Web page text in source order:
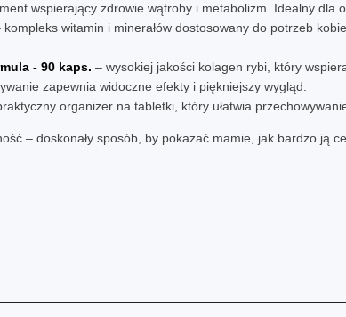
wspierający zdrowie wątroby i metabolizm. Idealny dla
kompleks witamin i minerałów dostosowany do potrzeb
- 90 kaps. – wysokiej jakości kolagen rybi, który
zapewnia widoczne efekty i piękniejszy wygląd.
organizer na tabletki, który ułatwia
– doskonały sposób, by pokazać mamie, jak bardzo ją